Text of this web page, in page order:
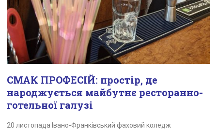
СМАК ПРОФЕСІЙ: простір, де
народжується майбутнє ресторанно-
готельної галузі
20 листопада Івано-Франківський фаховий коледж